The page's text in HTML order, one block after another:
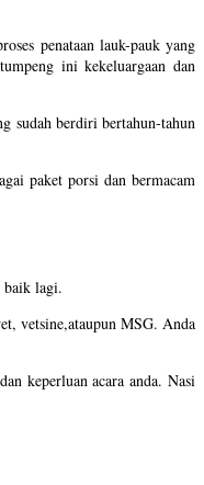
penataan lauk-pauk yang
ini kekeluargaan dan
sudah berdiri bertahun-tahun
paket porsi dan bermacam
baik lagi.
vetsine,ataupun MSG. Anda
keperluan acara anda. Nasi